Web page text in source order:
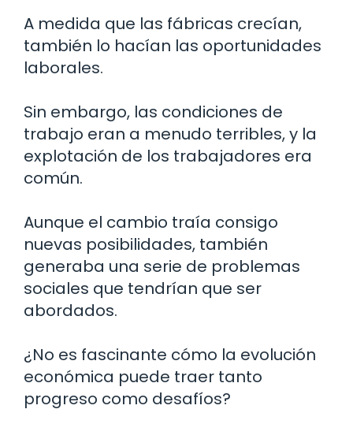
A medida que las fábricas crecían,
también lo hacían las oportunidades
laborales.
Sin embargo, las condiciones de
trabajo eran a menudo terribles, y la
explotación de los trabajadores era
común.
Aunque el cambio traía consigo
nuevas posibilidades, también
generaba una serie de problemas
sociales que tendrían que ser
abordados.
¿No es fascinante cómo la evolución
económica puede traer tanto
progreso como desafíos?